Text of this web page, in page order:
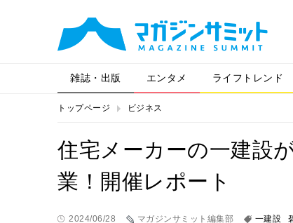
雑誌・出版 エンタメ ライフトレンド
トップページ ビジネス
住宅メーカーの一建設
業！開催レポート
2024/06/28 マガジンサミット編集部 一建設